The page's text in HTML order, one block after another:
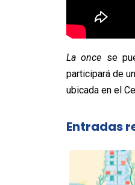
La once se
participará de
ubicada en el
Entradas